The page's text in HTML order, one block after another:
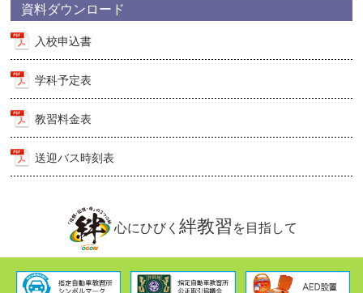
資料ダウンロード
入校申込書
学科予定表
教習料金表
送迎バス時刻表
心にひびく 絆教習 を目指して